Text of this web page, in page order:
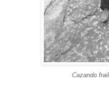
Cazando